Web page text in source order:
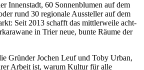
Innenstadt, 60 Sonnenblumen auf dem
rund 30 regionale Aussteller auf dem
Seit 2013 schafft das mittlerweile acht-
in Trier neue, bunte Räume der
Gründer Jochen Leuf und Toby Urban,
Arbeit ist, warum Kultur für alle